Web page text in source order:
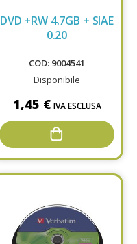
DVD +RW 4.7GB + SIAE
0.20
COD: 9004541
Disponibile
1,45 € IVA ESCLUSA